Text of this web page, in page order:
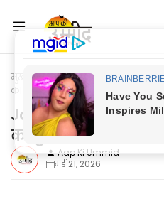
मुख्यपृष्ठ Jaunpur Breaking
कार्यशाला का हुआ आयोजन
Jaunpur News:
का हुआ आयोजन
Aap Ki Ummid
मई 21, 2026